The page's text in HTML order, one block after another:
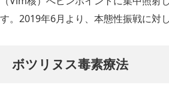
す。2019年6月より、本態性振戦に対
ボツリヌス毒素療法